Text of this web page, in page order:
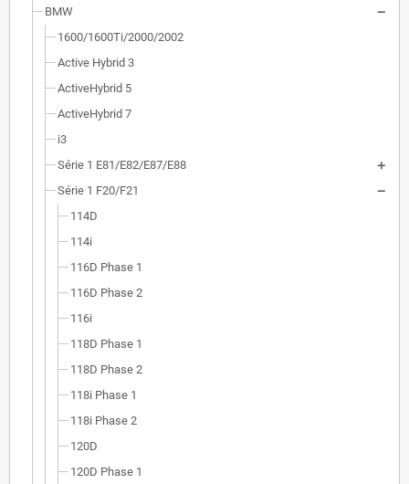
BMW
1600/1600Ti/2000/2002
Active Hybrid 3
ActiveHybrid 5
ActiveHybrid 7
i3
Série 1 E81/E82/E87/E88
Série 1 F20/F21
114D
114i
116D Phase 1
116D Phase 2
116i
118D Phase 1
118D Phase 2
118i Phase 1
118i Phase 2
120D
120D Phase 1